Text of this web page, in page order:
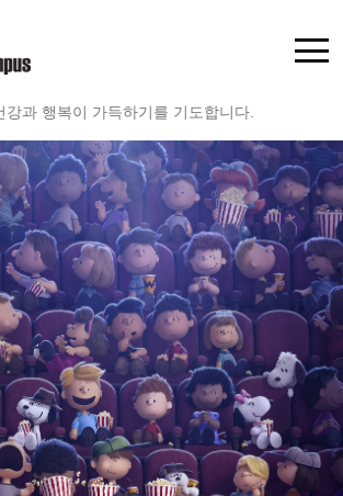
강과 행복이 가득하기를 기도합니다.